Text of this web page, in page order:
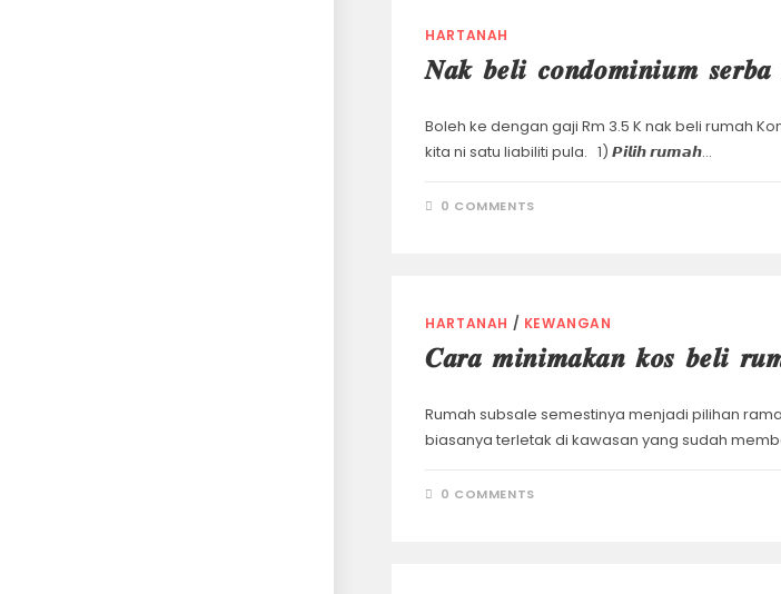
HARTANAH
𝑵𝒂𝒌 𝒃𝒆𝒍𝒊 𝒄𝒐𝒏𝒅𝒐𝒎𝒊𝒏𝒊𝒖𝒎
Boleh ke dengan gaji Rm 3.5 K nak beli rumah
kita ni satu liabiliti pula. 1) 𝙋𝙞𝙡𝙞𝙝 𝙧𝙪𝙢𝙖𝙝…
0 COMMENTS
HARTANAH / KEWANGAN
𝑪𝒂𝒓𝒂 𝒎𝒊𝒏𝒊𝒎𝒂𝒌𝒂𝒏 𝒌𝒐𝒔 𝒃𝒆𝒍𝒊
Rumah subsale semestinya menjadi pilihan
biasanya terletak di kawasan yang sudah
0 COMMENTS